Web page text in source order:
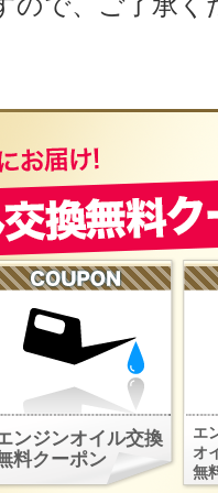
ンジンオイル交換
料クーポン
エ
オ
無